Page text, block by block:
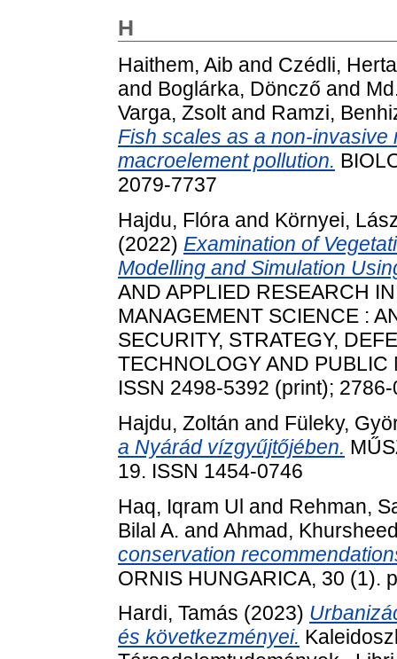
H
Haithem, Aib and Czédli, Herta
and Boglárka, Döncző and
Varga, Zsoltand Ramzi,
Fish scales as a non-
macroelement pollution.
2079-7737
Hajdu, Flóra and Környei,
(2022) Examination of
Modelling and Simulation
AND APPLIED RESEARCH
MANAGEMENT SCIENCE :
SECURITY, STRATEGY,
TECHNOLOGY AND
ISSN 2498-5392 (print);
Hajdu, Zoltán and Füleky,
a Nyárád vízgyűjtőjében.
19. ISSN 1454-0746
Haq, Iqram Ul and Rehman,
Bilal A. and Ahmad,
conservation
ORNIS HUNGARICA, 30 (1).
Hardi, Tamás (2023)
és következményei.